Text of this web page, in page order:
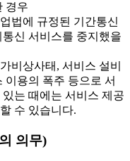
경우
법에 규정된 기간통신
신 서비스를 중지했을
비상사태, 서비스 설비
이용의 폭주 등으로 서
는 때에는 서비스 제공
수 있습니다.
의무)